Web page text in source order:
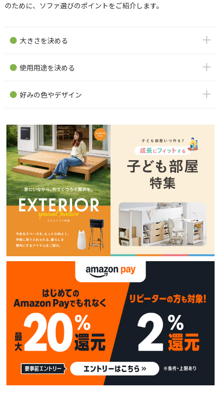
のために、ソファ選びのポイントをご紹介します。
大きさを決める
使用用途を決める
好みの色やデザイン